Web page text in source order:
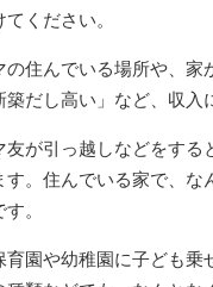
ください。
の住んでいる場所や、
築だし高い」など、収入
友が引っ越しなどをする
す。住んでいる家で、
。
育園や幼稚園に子ども